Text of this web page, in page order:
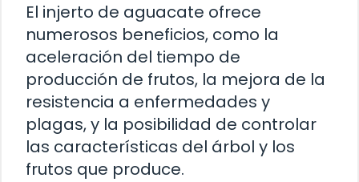
El injerto de aguacate ofrece
numerosos beneficios, como la
aceleración del tiempo de
producción de frutos, la mejora de la
resistencia a enfermedades y
plagas, y la posibilidad de controlar
las características del árbol y los
frutos que produce.